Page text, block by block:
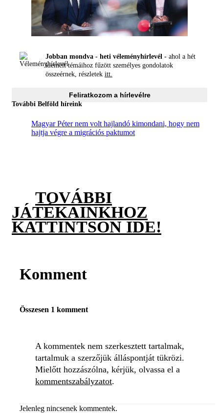
Jobban mondva - heti véleményhírlevél - ahol a hét
kiemelt témáihoz fűzött személyes gondolatok
összeérnek, részletek itt.
Feliratkozom a hírlevélre
További Belföld híreink
Magyar Péter nem volt hajlandó kimondani, hogy nem
hajtja végre a migrációs paktumot
TOVÁBBI
JÁTÉKAINKHOZ
KATTINTSON IDE!
Komment
Összesen 1 komment
A kommentek nem szerkesztett tartalmak,
tartalmuk a szerzőjük álláspontját tükrözi.
Mielőtt hozzászólna, kérjük, olvassa el a
kommentszabályzatot.
Jelenleg nincsenek kommentek.